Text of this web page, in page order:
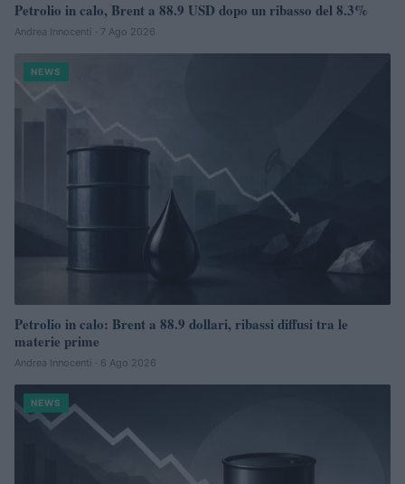
Petrolio in calo, Brent a 88.9 USD dopo un ribasso del 8.3%
Andrea Innocenti · 7 Ago 2026
NEWS
Petrolio in calo: Brent a 88.9 dollari, ribassi diffusi tra le
materie prime
Andrea Innocenti · 6 Ago 2026
NEWS